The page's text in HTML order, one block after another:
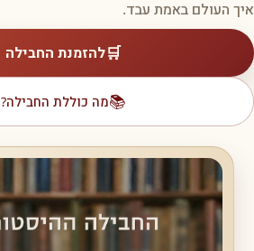
איך העולם באמת עבד.
🛒להזמנת החבילה
📚מה כוללת החבילה?